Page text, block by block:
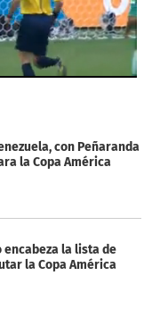
con Peñaranda
la Copa América
encabeza la lista de
la Copa América